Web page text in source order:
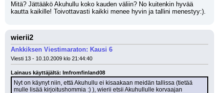
Mitä? Jättääkö Akuhullu koko kauden väliin? No kuitenkin hyvää
kautta kaikille! Toivottavasti kaikki menee hyvin ja tallini menestyy:).
wierii2
Ankkiksen Viestimaraton: Kausi 6
Viesti 13 - 10.10.2009 klo 21:44:40
Lainaus käyttäjältä: Imfromfinland08
Nyt on käynyt niin, että Akuhullu ei kisaakaan meidän tallissa (tietää
mulle lisää kirjoitushommia :) ), wierii etsii Akuhullulle korvaajan